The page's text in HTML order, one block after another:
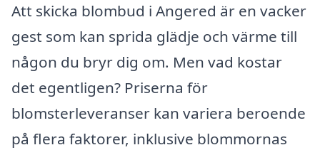
Att skicka blombud i Angered är en vacker
gest som kan sprida glädje och värme till
någon du bryr dig om. Men vad kostar
det egentligen? Priserna för
blomsterleveranser kan variera beroende
på flera faktorer, inklusive blommornas